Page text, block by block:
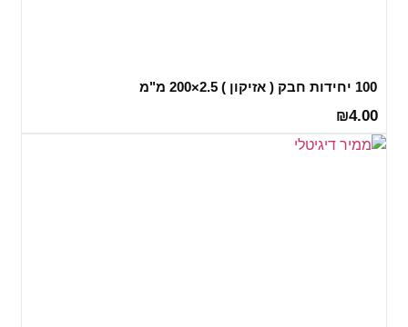
100 יחידות חבק ( אזיקון ) 2.5×200 מ"מ
₪4.00